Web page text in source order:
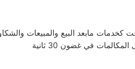
في غضون 30 ثانية